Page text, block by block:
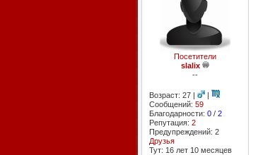
Посетители
slalix
--
Возраст: 27 |
|
Сообщений: 59
Благодарности: 0/ 2
Репутация: 2
Предупреждений: 2
Друзья
Тут: 16 лет 10 месяцев